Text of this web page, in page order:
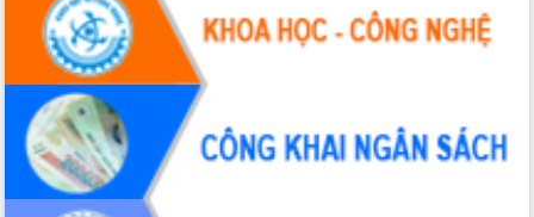
Sôi nổi Hội đua ngựa truyền thống Gò
Thì Thùng mừng Xuân Bính Ngọ 2026
Lãnh đạo tỉnh dâng hương tưởng niệm
tại Đập Đồng Cam đầu Xuân Bính Ngọ
Ngành nông nghiệp phấn đấu tăng
trưởng đạt 5,86% trong năm 2026
UBND tỉnh Đắk Lắk triển khai công tác
quốc phòng, quân sự địa phương năm